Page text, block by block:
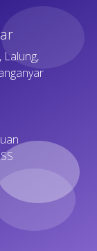
Lalung,